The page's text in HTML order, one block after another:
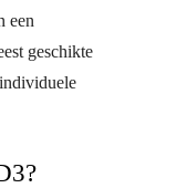
een
geschikte